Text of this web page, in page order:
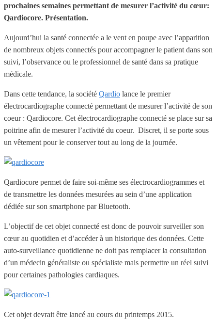
prochaines semaines permettant de mesurer l’activité du cœur:
Qardiocore. Présentation.
Aujourd’hui la santé connectée a le vent en poupe avec l’apparition
de nombreux objets connectés pour accompagner le patient dans son
suivi, l’observance ou le professionnel de santé dans sa pratique
médicale.
Dans cette tendance, la société Qardio lance le premier
électrocardiographe connecté permettant de mesurer l’activité de son
coeur : Qardiocore. Cet électrocardiographe connecté se place sur sa
poitrine afin de mesurer l’activité du coeur. Discret, il se porte sous
un vêtement pour le conserver tout au long de la journée.
Qardiocore permet de faire soi-même ses électrocardiogrammes et
de transmettre les données mesurées au sein d’une application
dédiée sur son smartphone par Bluetooth.
L’objectif de cet objet connecté est donc de pouvoir surveiller son
cœur au quotidien et d’accéder à un historique des données. Cette
auto-surveillance quotidienne ne doit pas remplacer la consultation
d’un médecin généraliste ou spécialiste mais permettre un réel suivi
pour certaines pathologies cardiaques.
Cet objet devrait être lancé au cours du printemps 2015.